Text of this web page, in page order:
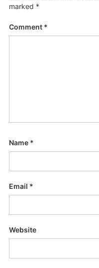
marked *
Comment *
Name *
Email *
Website